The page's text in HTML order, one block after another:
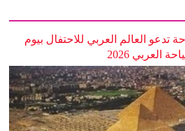
تدعو العالم العربي للاحتفال بيوم
العربي 2026